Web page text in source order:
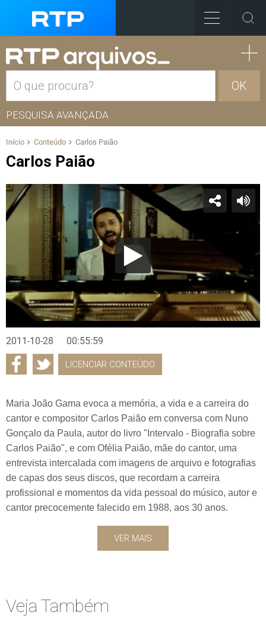
OK
PESQUISA AVANÇADA
Início Conteúdo Carlos Paião
Carlos Paião
2011-10-28 00:55:59
LICENCIAR CONTEÚDO
Maria João Gama evoca a memória, a vida e a carreira do
cantor e compositor Carlos Paião em conversa com Nuno
Gonçalo da Paula, autor do livro "Intervalo - Biografia sobre
Carlos Paião", e com Ofélia Paião, mãe do cantor, uma
entrevista intercalada com imagens de arquivo e fotografias
de capas dos seus discos, que recordam a carreira
profissional e momentos da vida pessoal do músico, autor e
cantor precocemente falecido em 1988, aos 30 anos.
VER MAIS
Veja Também